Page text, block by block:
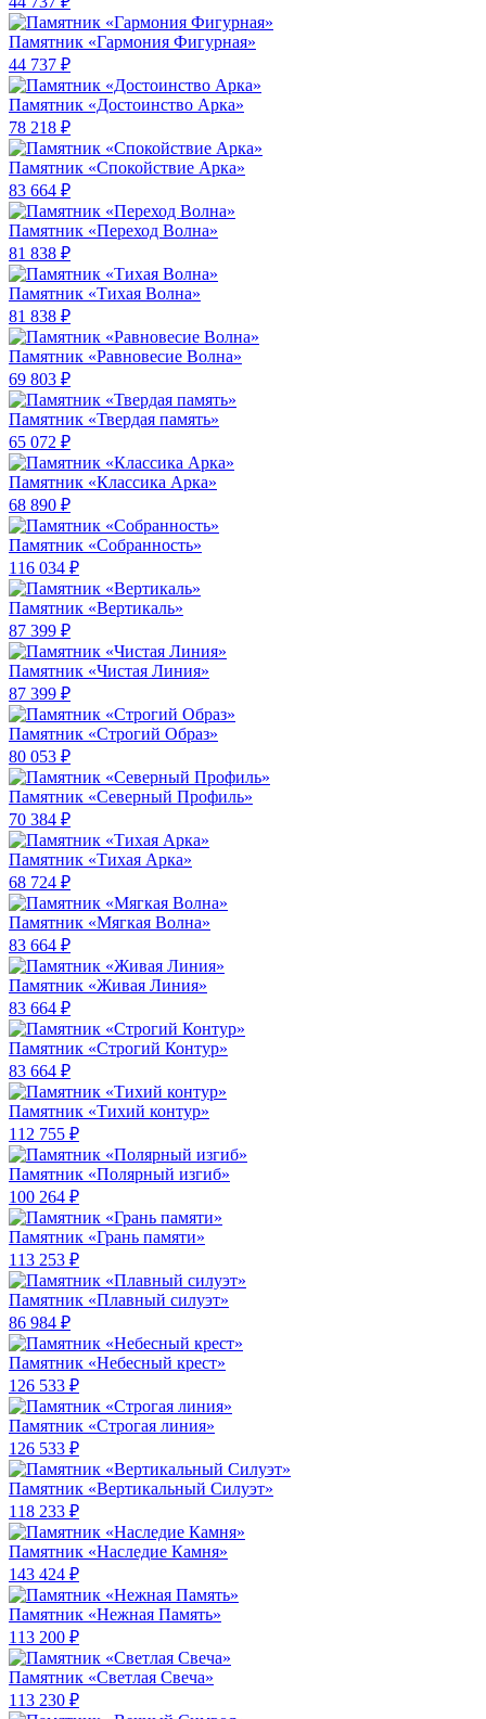
Памятник «Гармония Фигурная»
44 737 ₽
Памятник «Достоинство Арка»
78 218 ₽
Памятник «Спокойствие Арка»
83 664 ₽
Памятник «Переход Волна»
81 838 ₽
Памятник «Тихая Волна»
81 838 ₽
Памятник «Равновесие Волна»
69 803 ₽
Памятник «Твердая память»
65 072 ₽
Памятник «Классика Арка»
68 890 ₽
Памятник «Собранность»
116 034 ₽
Памятник «Вертикаль»
87 399 ₽
Памятник «Чистая Линия»
87 399 ₽
Памятник «Строгий Образ»
80 053 ₽
Памятник «Северный Профиль»
70 384 ₽
Памятник «Тихая Арка»
68 724 ₽
Памятник «Мягкая Волна»
83 664 ₽
Памятник «Живая Линия»
83 664 ₽
Памятник «Строгий Контур»
83 664 ₽
Памятник «Тихий контур»
112 755 ₽
Памятник «Полярный изгиб»
100 264 ₽
Памятник «Грань памяти»
113 253 ₽
Памятник «Плавный силуэт»
86 984 ₽
Памятник «Небесный крест»
126 533 ₽
Памятник «Строгая линия»
126 533 ₽
Памятник «Вертикальный Силуэт»
118 233 ₽
Памятник «Наследие Камня»
143 424 ₽
Памятник «Нежная Память»
113 200 ₽
Памятник «Светлая Свеча»
113 230 ₽